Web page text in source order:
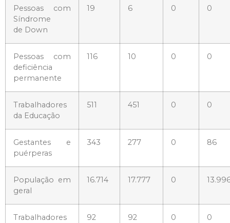
Pessoas com
Síndrome
de Down
19 6 0 0
Pessoas com
deficiência
permanente
116 10 0 0
Trabalhadores
da Educação
511 451 0 0
Gestantes e
puérperas
343 277 0 86
População em
geral
16.714 17.777 0
Trabalhadores
92 92 0 0